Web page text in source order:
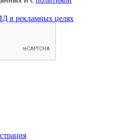
в рекламных целях